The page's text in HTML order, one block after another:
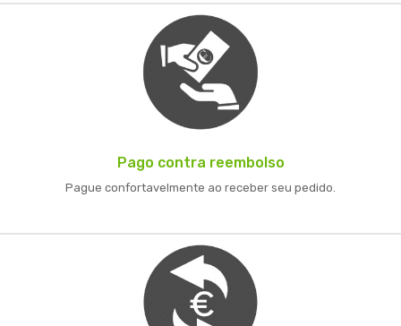
Pago contra reembolso
Pague confortavelmente ao receber seu pedido.